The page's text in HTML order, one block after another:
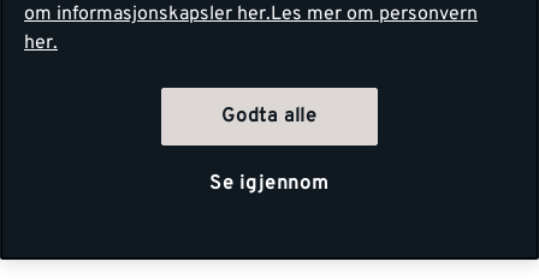
om informasjonskapsler her.Les mer om personvern
her.
Godta alle
Se igjennom